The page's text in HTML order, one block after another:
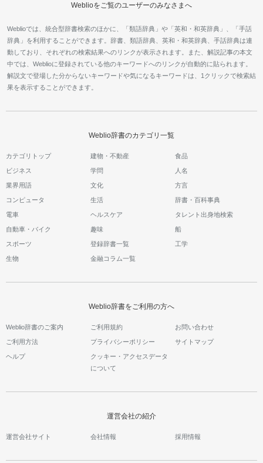
Weblioをご覧のユーザーのみなさまへ
Weblioでは、統合型辞書検索のほかに、「類語辞典」や「英和・和英辞典」、「手話
辞典」を利用することができます。辞書、類語辞典、英和・和英辞典、手話辞典は連
動しており、それぞれの検索結果へのリンクが表示されます。また、解説記事の本文
中では、Weblioに登録されている他のキーワードへのリンクが自動的に貼られます。
解説文で登場した分からないキーワードや気になるキーワードは、1クリックで検索結
果を表示することができます。
Weblio辞書のカテゴリ一覧
カテゴリトップ 建物・不動産 食品
ビジネス 学問 人名
業界用語 文化 方言
コンピュータ 生活 辞書・百科事典
電車 ヘルスケア タレント出身地検索
自動車・バイク 趣味 船
スポーツ 登録辞書一覧 工学
生物 金融コラム一覧
Weblio辞書をご利用の方へ
Weblio辞書のご案内 ご利用規約 お問い合わせ
ご利用方法 プライバシーポリシー サイトマップ
ヘルプ
クッキー・アクセスデータ
について
運営会社の紹介
運営会社サイト 会社情報 採用情報